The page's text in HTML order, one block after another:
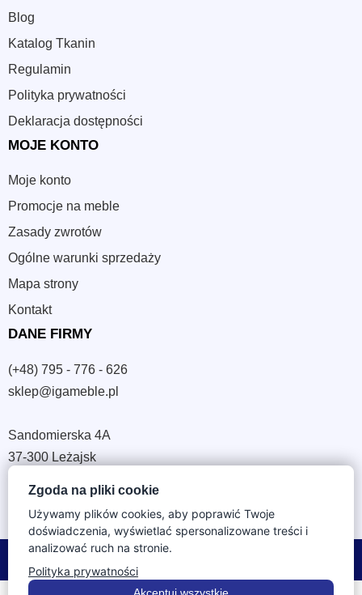
Blog
Katalog Tkanin
Regulamin
Polityka prywatności
Deklaracja dostępności
MOJE KONTO
Moje konto
Promocje na meble
Zasady zwrotów
Ogólne warunki sprzedaży
Mapa strony
Kontakt
DANE FIRMY
(+48) 795 - 776 - 626
sklep@igameble.pl
Sandomierska 4A
37-300 Leżajsk
REGON: 180933172
Zgoda na pliki cookie
Używamy plików cookies, aby poprawić Twoje
doświadczenia, wyświetlać spersonalizowane treści i
analizować ruch na stronie.
Polityka prywatności